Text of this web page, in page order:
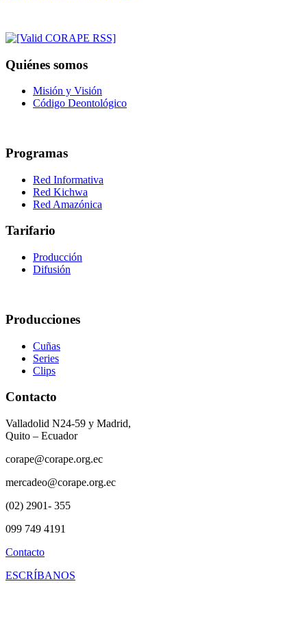
Quiénes somos
Misión y Visión
Código Deontológico
Programas
Red Informativa
Red Kichwa
Red Amazónica
Tarifario
Producción
Difusión
Producciones
Cuñas
Series
Clips
Contacto
Valladolid N24-59 y Madrid,
Quito – Ecuador
corape@corape.org.ec
mercadeo@corape.org.ec
(02) 2901- 355
099 749 4191
Contacto
ESCRÍBANOS